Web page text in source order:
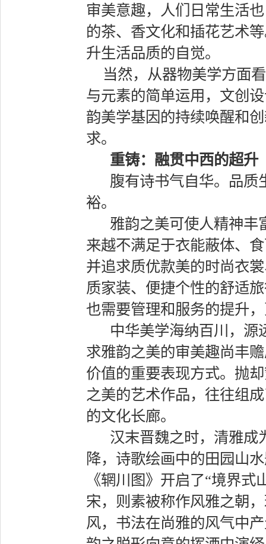
审美意趣，人们日常生活
的茶、香文化和插花艺术
升生活品质的自觉。
当然，从器物美学方面
与元素的简单运用，文创
韵美学基因的持续唤醒和
求。
重铸：融贯中西的超升
腹有诗书气自华。品质
裕。
雅韵之美可使人精神丰
来越不满足于衣能蔽体、
并追求质优款美的时尚衣
质家装、便捷个性的舒适
也需要管理和服务的提升
中华美学海纳百川，源
求雅韵之美的审美趣尚丰
价值的重要表现方式。抛
之美的艺术作品，往往组
的文化长廊。
汉末晋魏之时，清雅成
降，诗歌绘画中的田园山
《辋川图》开启了“境界
宋，则素被称作风雅之朝
风，书法在尚雅的风气中